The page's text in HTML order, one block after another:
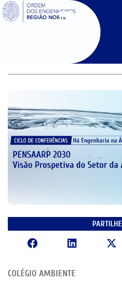
SIGOE
PARTILHE
COLÉGIO AMBIENTE